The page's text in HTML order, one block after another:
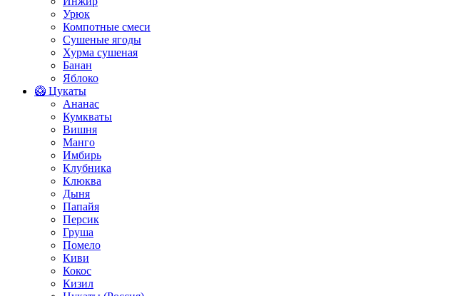
Урюк
Компотные смеси
Сушеные ягоды
Хурма сушеная
Банан
Яблоко
🥝 Цукаты
Ананас
Кумкваты
Вишня
Манго
Имбирь
Клубника
Клюква
Дыня
Папайя
Персик
Груша
Помело
Киви
Кокос
Кизил